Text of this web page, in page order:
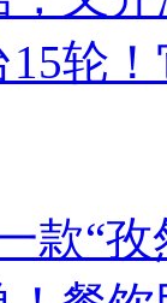
15轮
款“